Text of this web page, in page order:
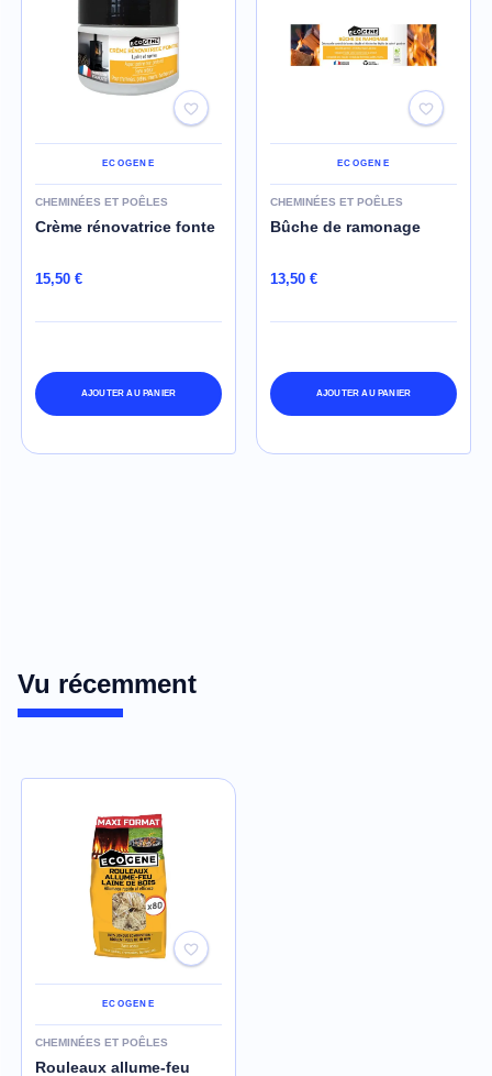
ECOGENE
CHEMINÉES ET POÊLES
Crème rénovatrice fonte
15,50 €
AJOUTER AU PANIER
ECOGENE
CHEMINÉES ET POÊLES
Bûche de ramonage
13,50 €
AJOUTER AU PANIER
Vu récemment
ECOGENE
CHEMINÉES ET POÊLES
Rouleaux allume-feu